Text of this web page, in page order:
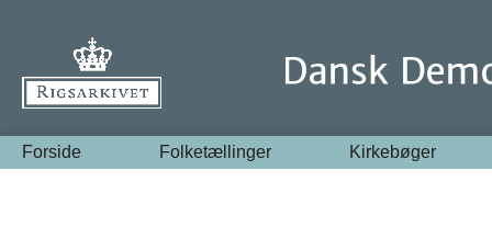
Forside Folketællinger Kirkebøger